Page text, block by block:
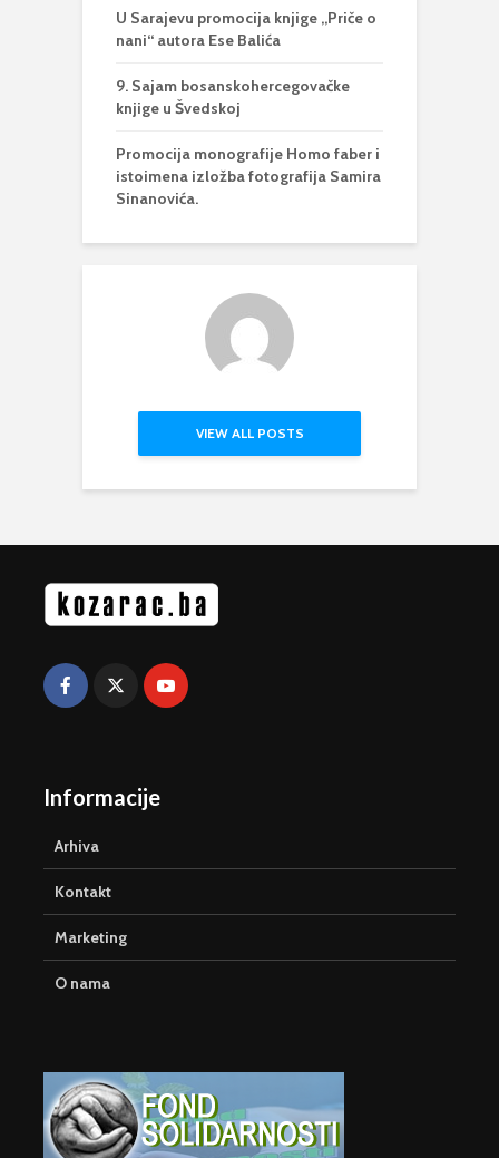
U Sarajevu promocija knjige „Priče o
nani“ autora Ese Balića
9. Sajam bosanskohercegovačke
knjige u Švedskoj
Promocija monografije Homo faber i
istoimena izložba fotografija Samira
Sinanovića.
VIEW ALL POSTS
Informacije
Arhiva
Kontakt
Marketing
O nama